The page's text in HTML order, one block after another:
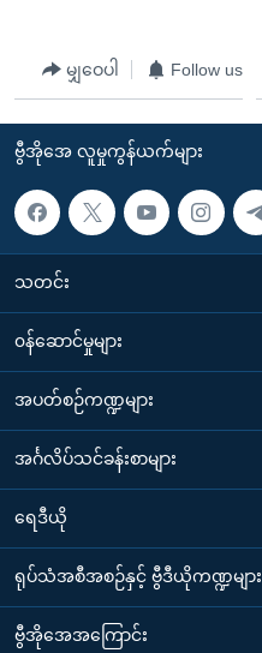
မျှဝေပါ Follow us
ဗွီအိုအေ လူမှုကွန်ယက်များ
သတင်း
၀န်ဆောင်မှုများ
အပတ်စဉ်ကဏ္ဍများ
အင်္ဂလိပ်သင်ခန်းစာများ
ရေဒီယို
ရုပ်သံအစီအစဉ်နှင့် ဗွီဒီယိုကဏ္ဍများ
ဗွီအိုအေအကြောင်း